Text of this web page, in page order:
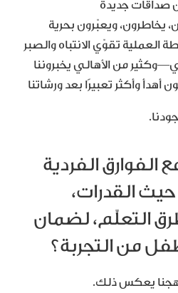
صداقات جديدة
يخاطرون، ويعبّرون بحرية
العملية تقوّي الانتباه والصبر
من الأهالي يخبروننا
وأكثر تعبيرًا بعد ورشاتنا
الفردية
القدرات،
التعلّم، لضمان
من التجربة؟
يعكس ذلك.